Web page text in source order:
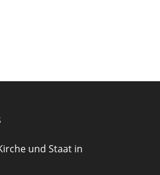
und Staat in